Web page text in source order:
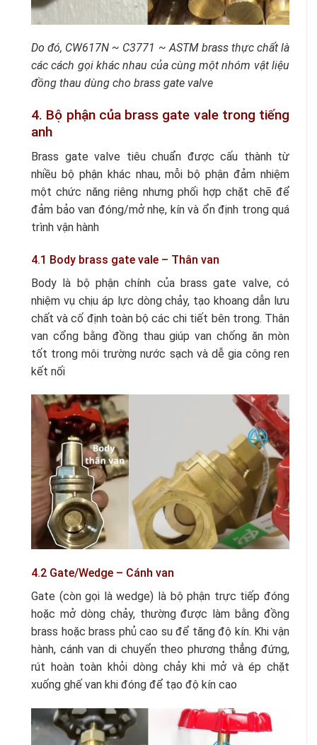
Do đó, CW617N ~ C3771 ~ ASTM brass thực chất là
các cách gọi khác nhau của cùng một nhóm vật liệu
đồng thau dùng cho brass gate valve
4. Bộ phận của brass gate vale trong tiếng
anh
Brass gate valve tiêu chuẩn được cấu thành từ
nhiều bộ phận khác nhau, mỗi bộ phận đảm nhiệm
một chức năng riêng nhưng phối hợp chặt chẽ để
đảm bảo van đóng/mở nhẹ, kín và ổn định trong quá
trình vận hành
4.1 Body brass gate vale – Thân van
Body là bộ phận chính của brass gate valve, có
nhiệm vụ chịu áp lực dòng chảy, tạo khoang dẫn lưu
chất và cố định toàn bộ các chi tiết bên trong. Thân
van cổng bằng đồng thau giúp van chống ăn mòn
tốt trong môi trường nước sạch và dễ gia công ren
kết nối
4.2 Gate/Wedge – Cánh van
Gate (còn gọi là wedge) là bộ phận trực tiếp đóng
hoặc mở dòng chảy, thường được làm bằng đồng
brass hoặc brass phủ cao su để tăng độ kín. Khi vận
hành, cánh van di chuyển theo phương thẳng đứng,
rút hoàn toàn khỏi dòng chảy khi mở và ép chặt
xuống ghế van khi đóng để tạo độ kín cao